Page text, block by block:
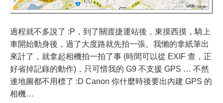
過程就不多說了 :P，到了關渡捷運站後，東摸西摸，騎上
車開始動身後，過了大度路就先拍一張。我懶的拿紙筆出
來計了，就拿起相機拍一拍了事 (時間可以從 EXIF 查，正
好省掉記錄的動作)，只可惜我的 G9 不支援 GPS … 不然
連地圖都不用標了 :D Canon 你什麼時後要出內建 GPS 的
相機…